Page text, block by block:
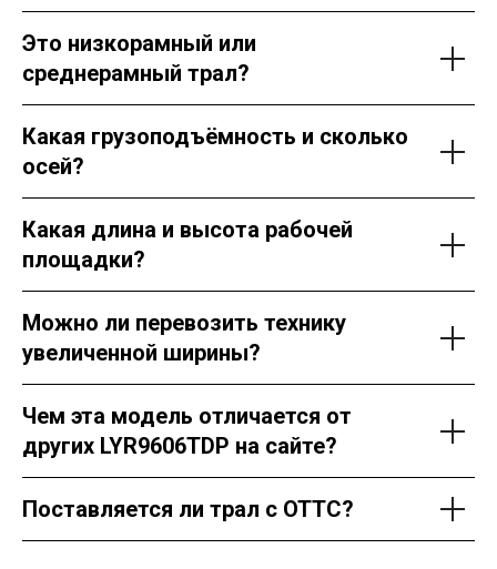
Это низкорамный или
среднерамный трал?
Какая грузоподъёмность и сколько
осей?
Какая длина и высота рабочей
площадки?
Можно ли перевозить технику
увеличенной ширины?
Чем эта модель отличается от
других LYR9606TDP на сайте?
Поставляется ли трал с ОТТС?